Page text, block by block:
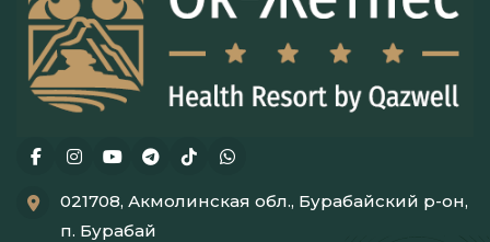
021708, Акмолинская обл., Бурабайский р-он,
п. Бурабай